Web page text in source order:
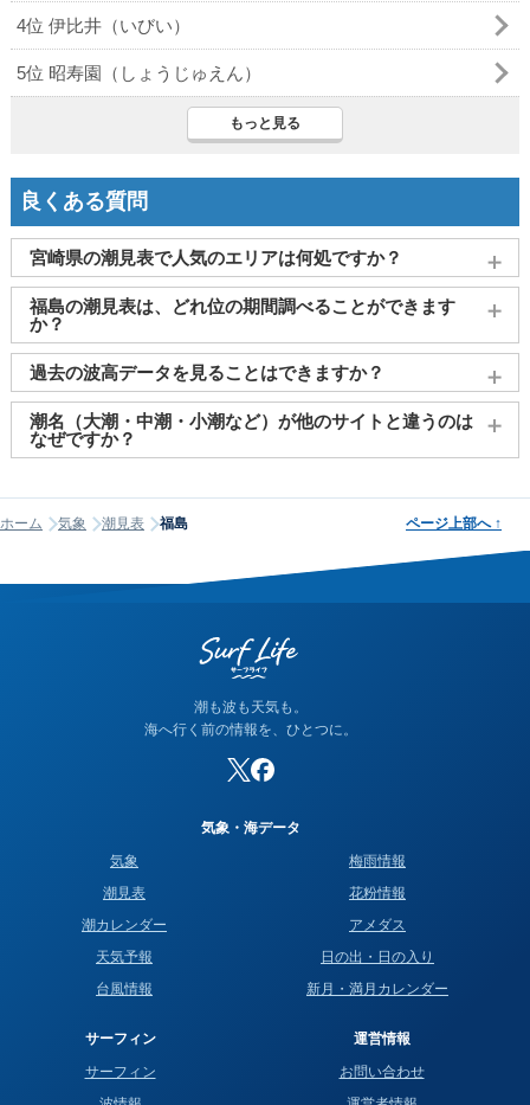
4位 伊比井（いびい）
5位 昭寿園（しょうじゅえん）
もっと見る
良くある質問
宮崎県の潮見表で人気のエリアは何処ですか？
宮崎、日南市（油津） 、日向市（細島） 、 土々呂 、 福島
く見られております。
福島の潮見表は、どれ位の期間調べることができます
か？
2011～2027年までの16年間分の潮汐情報や日の出・日の入りを
調べることができます。視覚的に分かり易くタイドグラフで、
日の出・日の入り情報も合わせて確認することができます。
過去の波高データを見ることはできますか？
大変申し訳ございませんが、過去の波高データ（波の高さ）に
関してはご提供しておりません。
潮名（大潮・中潮・小潮など）が他のサイトと違うのは
なぜですか？
何日まで大潮」という統一された公的な定義はありません。そ
のため、サイトが採用する計算方式によって、境界にあたる日
って見える場合は、そのサイトが別の方式を使っている可能性
ホーム 気象 潮見表 福島 ページ上部へ ↑
潮も波も天気も。
海へ行く前の情報を、ひとつに。
気象・海データ
気象
潮見表
潮カレンダー
天気予報
台風情報
梅雨情報
花粉情報
アメダス
日の出・日の入り
新月・満月カレンダー
サーフィン
サーフィン
運営情報
お問い合わせ